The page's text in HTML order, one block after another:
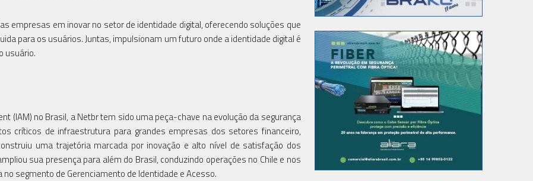
empresas em inovar no setor de identidade digital, oferecendo soluções que
para os usuários. Juntas, impulsionam um futuro onde a identidade digital é
usuário.
(IAM) no Brasil, a Netbr tem sido uma peça-chave na evolução da segurança
críticos de infraestrutura para grandes empresas dos setores financeiro,
uma trajetória marcada por inovação e alto nível de satisfação dos
sua presença para além do Brasil, conduzindo operações no Chile e nos
segmento de Gerenciamento de Identidade e Acesso.